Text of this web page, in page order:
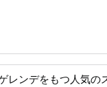
レンデをもつ人気の